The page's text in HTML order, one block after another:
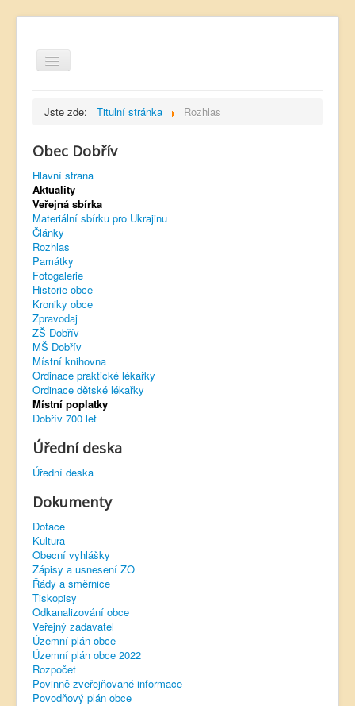
Kontakt
Úřední deska
Dobřívský zpravodaj
Rozhlas
Sokol Dobřív
Ubytování
Obec Pavlovsko
Virtuální prohlídka
Jste zde: Titulní stránka Rozhlas
Obec Dobřív
Hlavní strana
Aktuality
Veřejná sbírka
Materiální sbírku pro Ukrajinu
Články
Rozhlas
Památky
Fotogalerie
Historie obce
Kroniky obce
Zpravodaj
ZŠ Dobřív
MŠ Dobřív
Místní knihovna
Ordinace praktické lékařky
Ordinace dětské lékařky
Místní poplatky
Dobřív 700 let
Úřední deska
Úřední deska
Dokumenty
Dotace
Kultura
Obecní vyhlášky
Zápisy a usnesení ZO
Řády a směrnice
Tiskopisy
Odkanalizování obce
Veřejný zadavatel
Územní plán obce
Územní plán obce 2022
Rozpočet
Povinně zveřejňované informace
Povodňový plán obce